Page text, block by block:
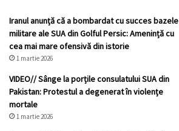
Iranul anunță că a bombardat cu succes bazele
militare ale SUA din Golful Persic: Amenință cu
cea mai mare ofensivă din istorie
1 martie 2026
VIDEO// Sânge la porțile consulatului SUA din
Pakistan: Protestul a degenerat în violențe
mortale
1 martie 2026